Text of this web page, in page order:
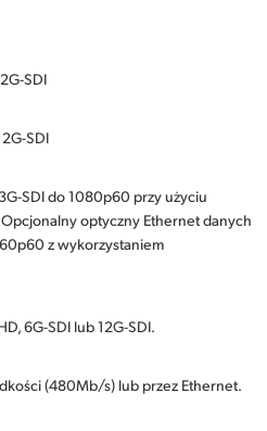
SDI
SDI
SDI do 1080p60 przy użyciu
optyczny Ethernet danych
z wykorzystaniem
6G-SDI lub 12G-SDI.
(480Mb/s) lub przez Ethernet.